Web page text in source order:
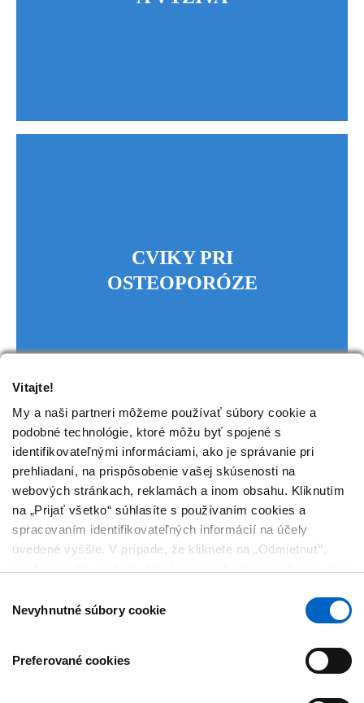
Vitajte!
My a naši partneri môžeme používať súbory cookie a
podobné technológie, ktoré môžu byť spojené s
identifikovateľnými informáciami, ako je správanie pri
prehliadaní, na prispôsobenie vašej skúsenosti na
webových stránkach, reklamách a inom obsahu. Kliknutím
na „Prijať všetko“ súhlasíte s používaním cookies a
spracovaním identifikovateľných informácií na účely
uvedené vyššie. V prípade, že kliknete na „Odmietnuť“,
personalizovať našu webovú stránku. Svoj súhlas môžete
kedykoľvek zobraziť, zmeniť alebo odvolať kliknutím na
súhlasu
Nevyhnutné súbory cookie
Preferované cookies
CVIKY PRI
OSTEOPORÓZE
Použitá literatúra
Podmienky používania